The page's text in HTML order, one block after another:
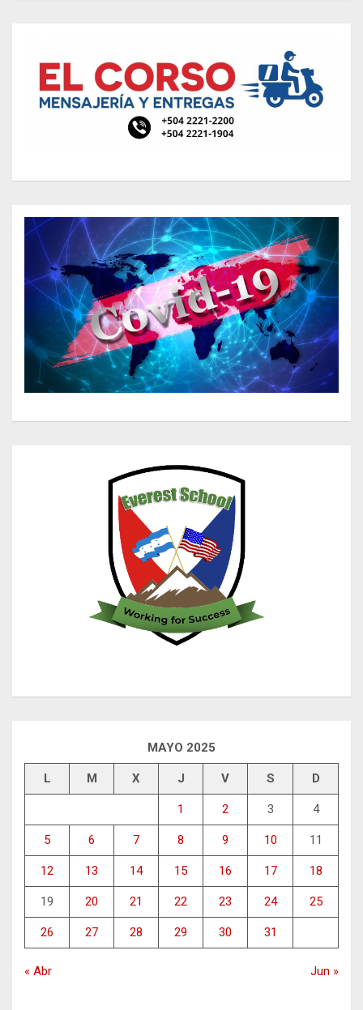
MAYO 2025
L M X J V S D
1 2 3 4
5 6 7 8 9 10 11
12 13 14 15 16 17 18
19 20 21 22 23 24 25
26 27 28 29 30 31
« Abr Jun »